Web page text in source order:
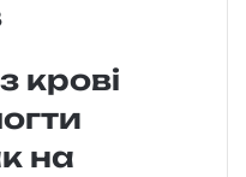
крові
на